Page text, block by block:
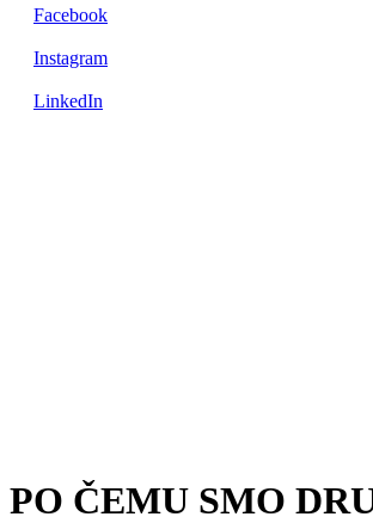
Facebook
Instagram
LinkedIn
PO ČEMU SMO